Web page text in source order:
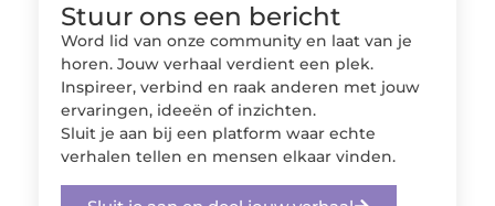
Stuur ons een bericht
Word lid van onze community en laat van je
horen. Jouw verhaal verdient een plek.
Inspireer, verbind en raak anderen met jouw
ervaringen, ideeën of inzichten.
Sluit je aan bij een platform waar echte
verhalen tellen en mensen elkaar vinden.